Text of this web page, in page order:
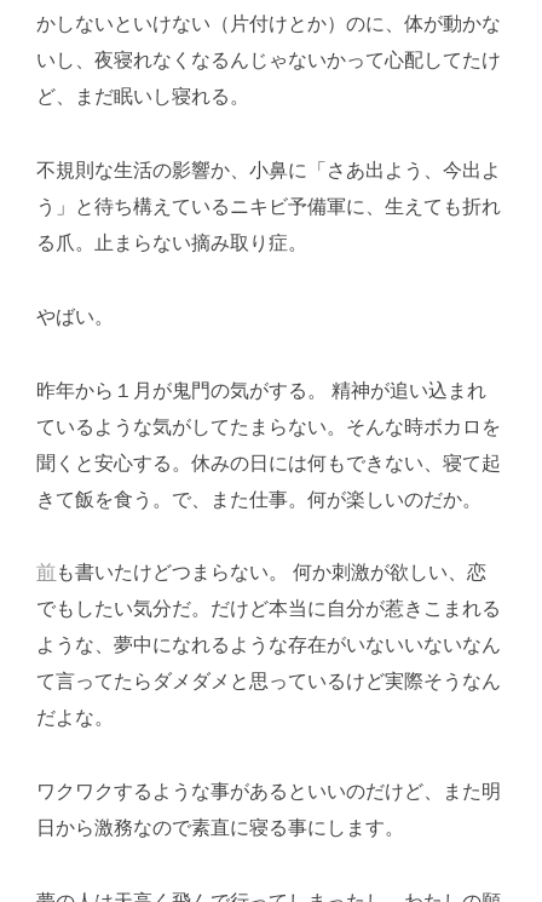
かしないといけない（片付けとか）のに、体が動かな
いし、夜寝れなくなるんじゃないかって心配してたけ
ど、まだ眠いし寝れる。
不規則な生活の影響か、小鼻に「さあ出よう、今出よ
う」と待ち構えているニキビ予備軍に、生えても折れ
る爪。止まらない摘み取り症。
やばい。
昨年から１月が鬼門の気がする。 精神が追い込まれ
ているような気がしてたまらない。そんな時ボカロを
聞くと安心する。休みの日には何もできない、寝て起
きて飯を食う。で、また仕事。何が楽しいのだか。
前 も書いたけどつまらない。 何か刺激が欲しい、恋
でもしたい気分だ。だけど本当に自分が惹きこまれる
ような、夢中になれるような存在がいないいないなん
て言ってたらダメダメと思っているけど実際そうなん
だよな。
ワクワクするような事があるといいのだけど、また明
日から激務なので素直に寝る事にします。